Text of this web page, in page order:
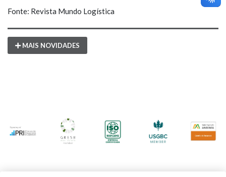
Fonte: Revista Mundo Logística
MAIS NOVIDADES